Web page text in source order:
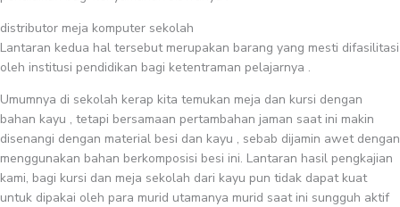
distributor meja komputer sekolah
Lantaran kedua hal tersebut merupakan barang yang mesti difasilitasi
oleh institusi pendidikan bagi ketentraman pelajarnya .
Umumnya di sekolah kerap kita temukan meja dan kursi dengan
bahan kayu , tetapi bersamaan pertambahan jaman saat ini makin
disenangi dengan material besi dan kayu , sebab dijamin awet dengan
menggunakan bahan berkomposisi besi ini. Lantaran hasil pengkajian
kami, bagi kursi dan meja sekolah dari kayu pun tidak dapat kuat
untuk dipakai oleh para murid utamanya murid saat ini sungguh aktif